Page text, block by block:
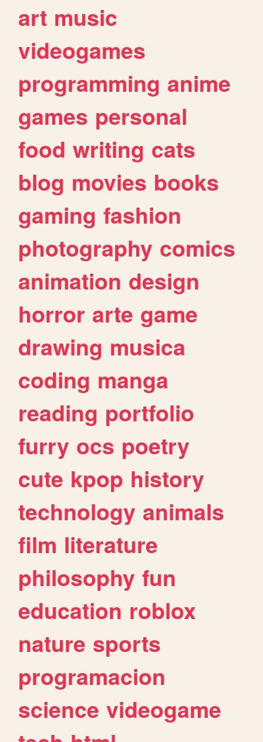
art music
videogames
programming anime
games personal
food writing cats
blog movies books
gaming fashion
photography comics
animation design
horror arte game
drawing musica
coding manga
reading portfolio
furry ocs poetry
cute kpop history
technology animals
film literature
philosophy fun
education roblox
nature sports
programacion
science videogame